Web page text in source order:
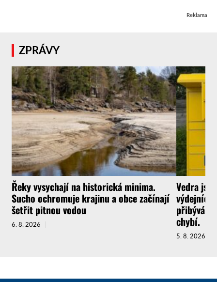
Reklama
ZPRÁVY
Řeky vysychají na historická minima.
Sucho ochromuje krajinu a obce začínají
šetřit pitnou vodou
6. 8. 2026
Vedra
výdejních
přibývá a
chybí.
5. 8. 2026